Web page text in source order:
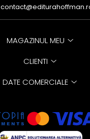
MAGAZINUL MEU
CLIENTI
DATE COMERCIALE